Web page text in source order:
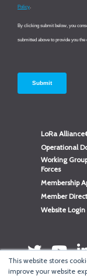
This website stores
improve your website
LoRa
Operational
Working
Forces
Membership
Member
Website Login